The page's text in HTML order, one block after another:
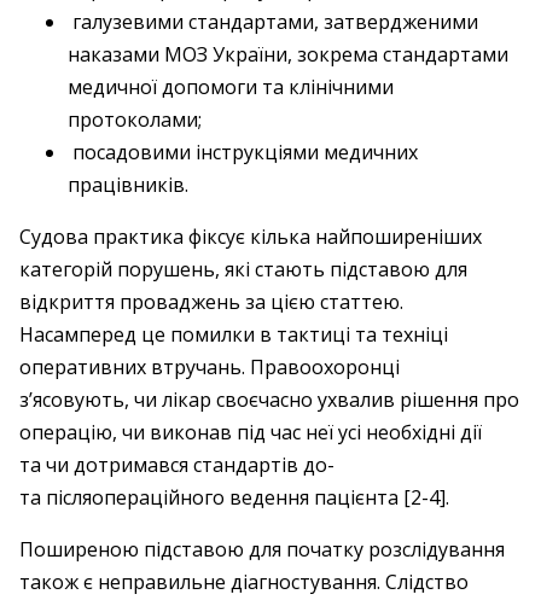
галузевими стандартами, затвердженими
наказами МОЗ України, зокрема стандартами
медичної допомоги та клінічними
протоколами;
посадовими інструкціями медичних
працівників.
Судова практика фіксує кілька найпоширеніших
категорій порушень, які стають підставою для
відкриття проваджень за цією статтею.
Насамперед це помилки в тактиці та техніці
оперативних втручань. Правоохоронці
з’ясовують, чи лікар своєчасно ухвалив рішення про
операцію, чи виконав під час неї усі необхідні дії
та чи дотримався стандартів до-
та післяопераційного ведення пацієнта [2-4].
Поширеною підставою для початку розслідування
також є неправильне діагностування. Слідство